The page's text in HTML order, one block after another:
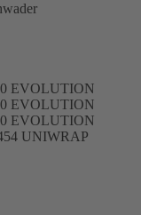
EVOLUTION
EVOLUTION
EVOLUTION
UNIWRAP